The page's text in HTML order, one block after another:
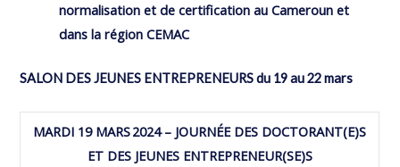
normalisation et de certification au Cameroun et
dans la région CEMAC
SALON DES JEUNES ENTREPRENEURS du 19 au 22 mars
MARDI 19 MARS 2024 – JOURNÉE DES DOCTORANT(E)S
ET DES JEUNES ENTREPRENEUR(SE)S